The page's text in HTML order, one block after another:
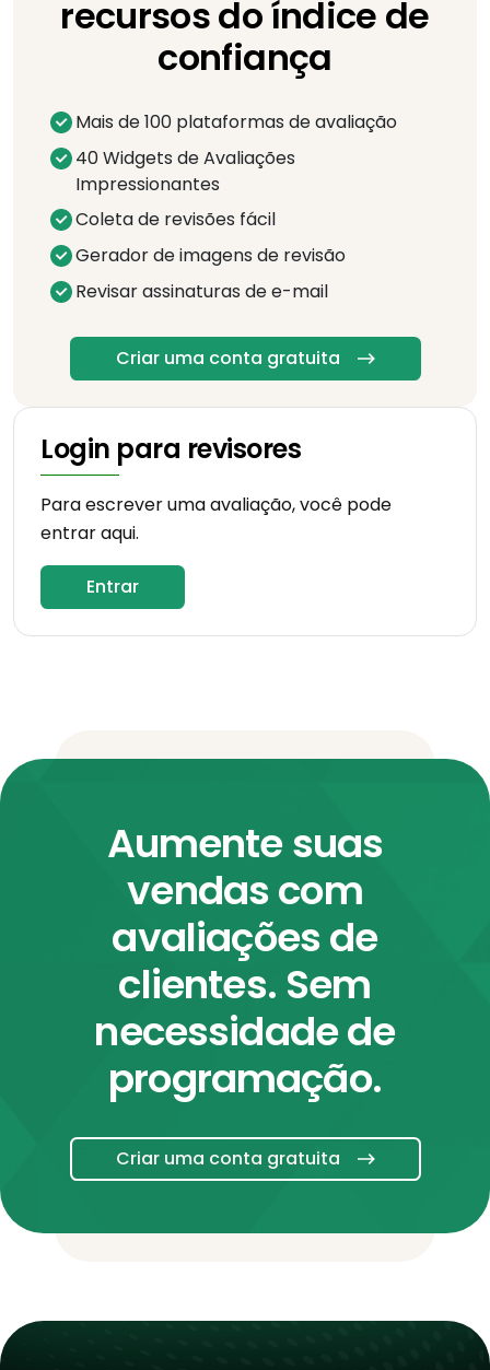
recursos do índice de
confiança
Mais de 100 plataformas de avaliação
40 Widgets de Avaliações
Impressionantes
Coleta de revisões fácil
Gerador de imagens de revisão
Revisar assinaturas de e-mail
Criar uma conta gratuita
Login para revisores
Para escrever uma avaliação, você pode
entrar aqui.
Entrar
Aumente suas
vendas com
avaliações de
clientes. Sem
necessidade de
programação.
Criar uma conta gratuita